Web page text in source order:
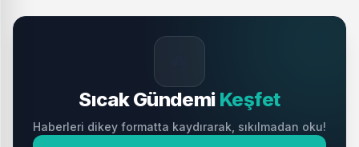
Sıcak Gündemi Keşfet
Haberleri dikey formatta kaydırarak, sıkılmadan oku!